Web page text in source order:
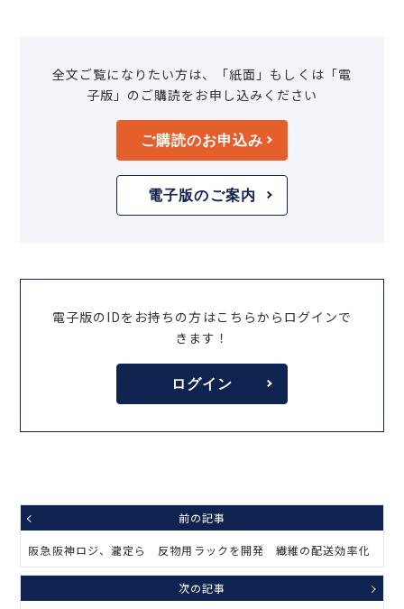
全文ご覧になりたい方は、「紙面」もしくは「電
子版」のご購読をお申し込みください
ご購読のお申込み
電子版のご案内
電子版のIDをお持ちの方はこちらからログインで
きます！
ログイン
前の記事
阪急阪神ロジ、瀧定ら 反物用ラックを開発 繊維の配送効率化
次の記事